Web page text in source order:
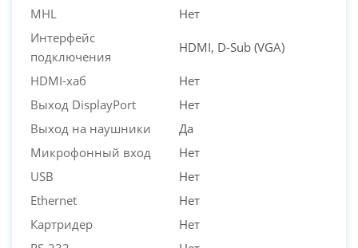
MHL
Нет
Интерфейс
подключения
HDMI, D-Sub (VGA)
HDMI-хаб
Нет
Выход DisplayPort
Нет
Выход на наушники
Да
Микрофонный вход
Нет
USB
Нет
Ethernet
Нет
Картридер
Нет